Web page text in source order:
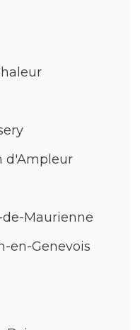
d'Ampleur
Maurienne
en-Genevois